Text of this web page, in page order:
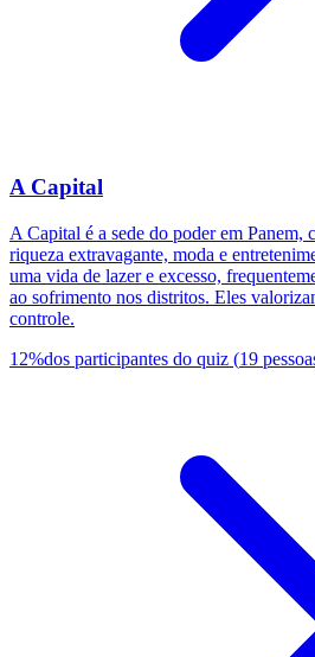
A Capital
A Capital é a sede do poder em Panem,
riqueza extravagante, moda e
uma vida de lazer e excesso,
ao sofrimento nos distritos. Eles
controle.
12%dos participantes do quiz (19